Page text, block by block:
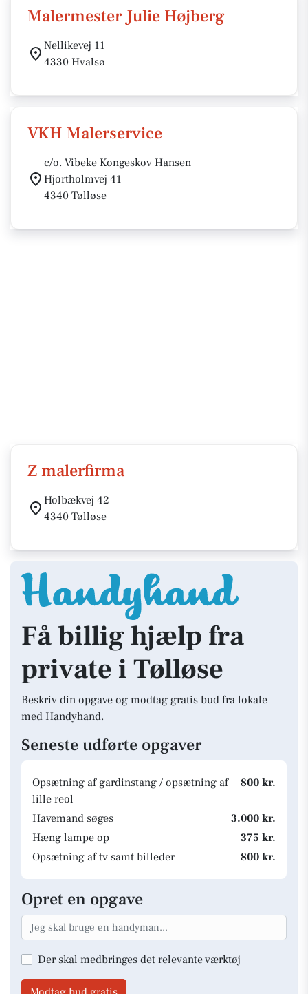
Malermester Julie Højberg
Nellikevej 11
4330 Hvalsø
VKH Malerservice
c/o. Vibeke Kongeskov Hansen
Hjortholmvej 41
4340 Tølløse
Z malerfirma
Holbækvej 42
4340 Tølløse
Få billig hjælp fra
private i Tølløse
Beskriv din opgave og modtag gratis bud fra lokale
med Handyhand.
Seneste udførte opgaver
Opsætning af gardinstang / opsætning af
lille reol
800 kr.
Havemand søges
3.000 kr.
Hæng lampe op
375 kr.
Opsætning af tv samt billeder
800 kr.
Opret en opgave
Der skal medbringes det relevante værktøj